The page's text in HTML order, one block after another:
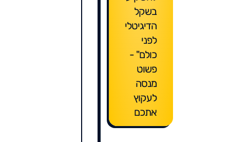
בשקל
הדיגיטלי
לפני
כולם" -
פשוט
מנסה
לעקוץ
אתכם